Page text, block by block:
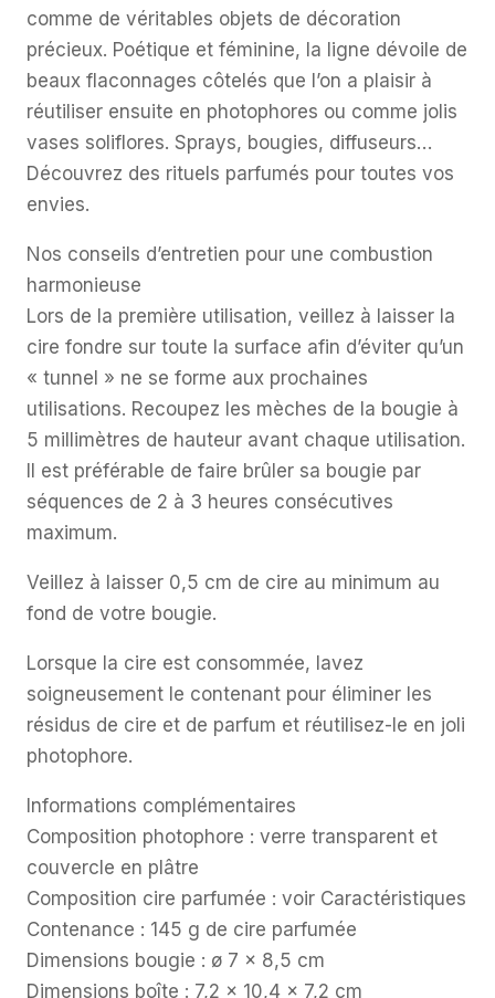
comme de véritables objets de décoration
précieux. Poétique et féminine, la ligne dévoile de
beaux flaconnages côtelés que l’on a plaisir à
réutiliser ensuite en photophores ou comme jolis
vases soliflores. Sprays, bougies, diffuseurs…
Découvrez des rituels parfumés pour toutes vos
envies.
Nos conseils d’entretien pour une combustion
harmonieuse
Lors de la première utilisation, veillez à laisser la
cire fondre sur toute la surface afin d’éviter qu’un
« tunnel » ne se forme aux prochaines
utilisations. Recoupez les mèches de la bougie à
5 millimètres de hauteur avant chaque utilisation.
Il est préférable de faire brûler sa bougie par
séquences de 2 à 3 heures consécutives
maximum.
Veillez à laisser 0,5 cm de cire au minimum au
fond de votre bougie.
Lorsque la cire est consommée, lavez
soigneusement le contenant pour éliminer les
résidus de cire et de parfum et réutilisez-le en joli
photophore.
Informations complémentaires
Composition photophore : verre transparent et
couvercle en plâtre
Composition cire parfumée : voir Caractéristiques
Contenance : 145 g de cire parfumée
Dimensions bougie : ø 7 x 8,5 cm
Dimensions boîte : 7,2 x 10,4 x 7,2 cm